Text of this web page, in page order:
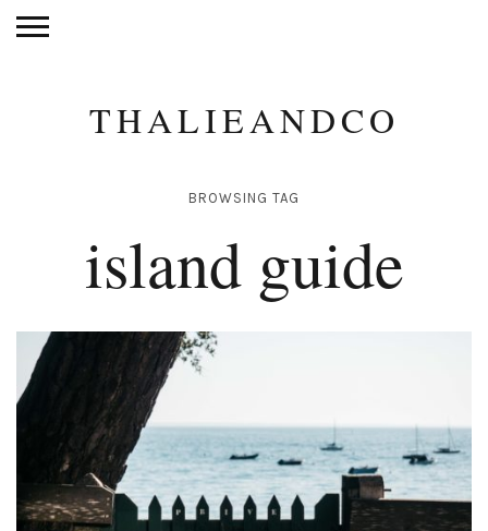
THALIEANDCO
BROWSING TAG
island guide